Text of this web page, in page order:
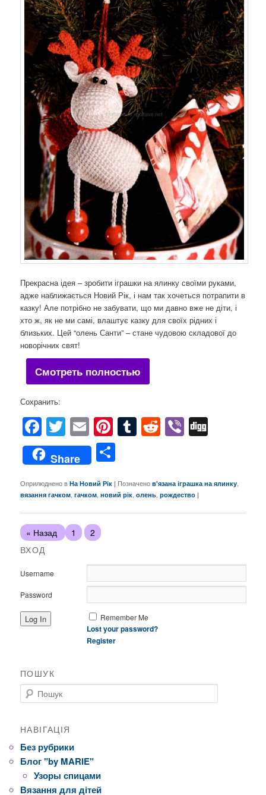
Прекрасна ідея – зробити іграшки на ялинку своїми руками,
адже наближається Новий Рік, і нам так хочеться потрапити в
казку! Але потрібно не забувати, що ми давно вже не діти, і
хто ж, як не ми самі, влаштує казку для своїх рідних і
близьких. Цей “олень Санти” – стане чудовою складової до
новорічних свят!
Смотреть полностью
Сохранить:
FacebookTwitter Email PinterestTumblr Reddit Viber
Share
Оприлюднено в На Новий Рік | Позначено в'язана іграшка на ялинку
вязання гачком ,гачком ,новий рік ,олень ,рождество |
« Назад 1
2
ВХОД
Username
Password
Remember Me
Lost your password?
Register
ПОШУК
Пошук
НАВІГАЦІЯ
Без рубрики
Блог "by MARIE"
Узоры спицами
Вязання для дітей